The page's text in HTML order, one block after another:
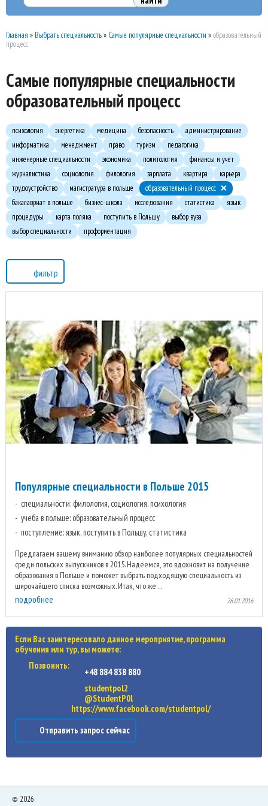
Главная » Выбрать специальность» Самые популярные специальности »образовательный
процесс
Самые популярные специальности
образовательный процесс
психология энергетика медицина безопасность
администрирование
информатика
менеджмент право туризм
педагогика
инженерные специальности
экономика политология
финансы и учет
журналистика
социология филология зарплата квартира
карьера
трудоустройство
магистратура в польше
образовательный процесс
бакалавриат в польше
бизнес-школа исследования статистика
язык
процедуры
карта поляка поступить в Польшу
выбор вуза
выбор специальности
профориентация
фильтр
Популярные специальности в Польше 2015
специальности: филология, социология, психология
учеба в польше: образовательный процесс
поступление: язык, поступить в Польшу, статистика
Предлагаем вашему вниманию обзор наиболее популярных специальностей
среди польских выпускников в 2015. Надеемся, это вдохновит на получение
образования в Польше и поможет выбрать подходящую специальность из
широчайшего списка возможных. Итак, что же ...
подробнее 26.01.2016
Если Вас заинтересовало данное мероприятие, программа
обучения или тур, вы можете:
Позвонить:
+48 884 838 880
studentpol2
@StudentP0l
https://www.facebook.com/studentpol/
Отправить запрос сейчас
© 2026